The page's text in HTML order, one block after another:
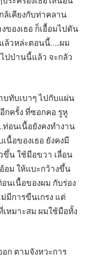
ล้เคียงกับท่าคลาน
ของเธอ ก็เอื้อมไปดัน
ล้วหล่ะตอนนี้…..ผม
ไปป่านนี้แล้ว จะกลัว
ทับเบาๆ ไปกับแผ่น
กครั้ง ที่ซอกคอ รูหู
ท่อนเนื้อยังคงทำงาน
นื้อของเธอ ยังคงมี
ขึ้น ใช้มือขวา เลื่อน
อม ให้แบะกว้างขึ้น
นเนื้อของผม กับร่อง
มีการขืนเกรง แต่
หมาะสม ผมใช้มือทั้ง
อก ตามจังหวะการ